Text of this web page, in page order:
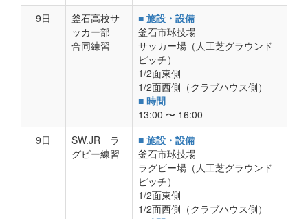
9日
釜石高校サ
ッカー部
合同練習
■ 施設・設備
釜石市球技場
サッカー場（人工芝グラウンド
ピッチ）
1/2面東側
1/2面西側（クラブハウス側）
■ 時間
13:00 〜 16:00
9日
SW.JR ラ
グビー練習
■ 施設・設備
釜石市球技場
ラグビー場（人工芝グラウンド
ピッチ）
1/2面東側
1/2面西側（クラブハウス側）